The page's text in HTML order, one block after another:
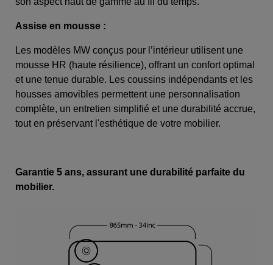
Assise en mousse :
Les modèles MW conçus pour l’intérieur utilisent une
mousse HR (haute résilience), offrant un confort optimal
et une tenue durable. Les coussins indépendants et les
housses amovibles permettent une personnalisation
complète, un entretien simplifié et une durabilité accrue,
tout en préservant l'esthétique de votre mobilier.
Garantie 5 ans, assurant une durabilité parfaite du
mobilier.